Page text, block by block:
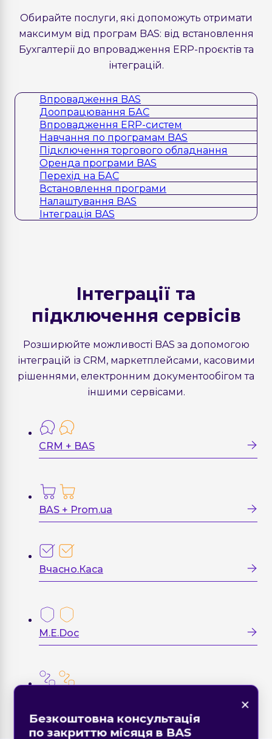
×
Форма зворотнього зв'язку
×
Замовте дзвінок
Обирайте послуги, які допоможуть отримати
максимум від програм BAS: від встановлення
Бухгалтерії до впровадження ERP-проєктів та
інтеграцій.
Впровадження BAS
Доопрацювання БАС
Впровадження ERP-систем
Навчання по програмам BAS
Підключення торгового обладнання
Оренда програми BAS
Перехід на БАС
Встановлення програми
Налаштування BAS
Інтеграція BAS
Інтеграції та
підключення сервісів
Розширюйте можливості BAS за допомогою
інтеграцій із CRM, маркетплейсами, касовими
рішеннями, електронним документообігом та
іншими сервісами.
CRM + BAS
BAS + Prom.ua
Вчасно.Каса
M.E.Doc
Знайшли помилку на
сторінці?
×
Безкоштовна консультація
по закриттю місяця в BAS